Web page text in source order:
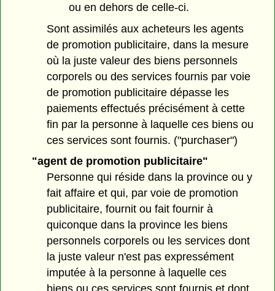
ou en dehors de celle-ci.
Sont assimilés aux acheteurs les agents
de promotion publicitaire, dans la mesure
où la juste valeur des biens personnels
corporels ou des services fournis par voie
de promotion publicitaire dépasse les
paiements effectués précisément à cette
fin par la personne à laquelle ces biens ou
ces services sont fournis. ("purchaser")
"agent de promotion publicitaire"
Personne qui réside dans la province ou y
fait affaire et qui, par voie de promotion
publicitaire, fournit ou fait fournir à
quiconque dans la province les biens
personnels corporels ou les services dont
la juste valeur n'est pas expressément
imputée à la personne à laquelle ces